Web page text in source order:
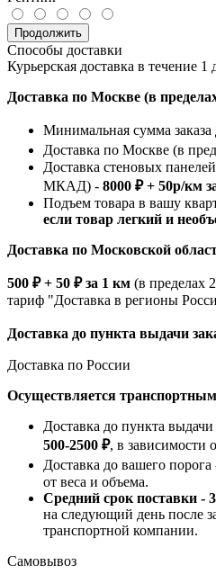
Продолжить
Способы доставки
Курьерская доставка в течение 1
Доставка по Москве (в
Минимальная сумма
Доставка по Москве (в
Доставка стеновых
МКАД) - 8000 ₽ + 50р/км
Подъем товара в вашу
если товар легкий и
Доставка по Московской
500 ₽ + 50 ₽ за 1 км (в пределах
тариф "Доставка в регионы
Доставка до пункта выдачи
Доставка по России
Осуществляется
Доставка до пункта
500-2500 ₽, в зависимости
Доставка до вашего порога
от веса и объема.
Средний срок поставки -
на следующий день после
транспортной компании.
Самовывоз